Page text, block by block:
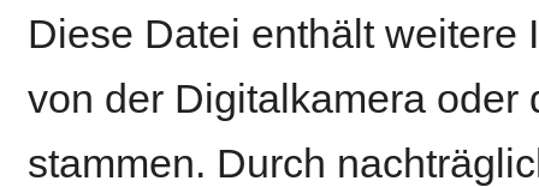
Diese Datei enthält weitere
von der Digitalkamera oder
stammen. Durch